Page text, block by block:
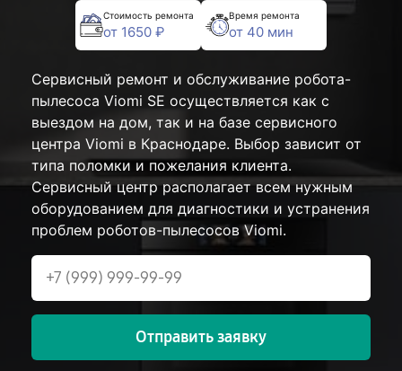
Стоимость ремонта
от 1650 ₽
Время ремонта
от 40 мин
Сервисный ремонт и обслуживание робота-
пылесоса Viomi SE осуществляется как с
выездом на дом, так и на базе сервисного
центра Viomi в Краснодаре. Выбор зависит от
типа поломки и пожелания клиента.
Сервисный центр располагает всем нужным
оборудованием для диагностики и устранения
проблем роботов-пылесосов Viomi.
Отправить заявку